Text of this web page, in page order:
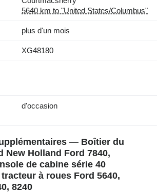
5640 km to "United States/Columbus"
plus d'un mois
XG48180
d'occasion
— Boîtier du
New Holland Ford 7840,
de cabine série 40
à roues Ford 5640,
8240